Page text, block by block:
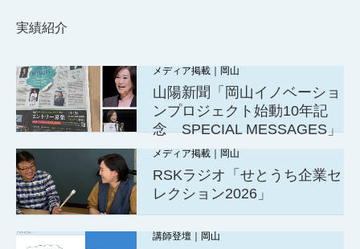
実績紹介
メディア掲載｜岡山
山陽新聞「岡山イノベーショ
ンプロジェクト始動10年記
念 SPECIAL MESSAGES」
メディア掲載｜岡山
RSKラジオ「せとうち企業セ
レクション2026」
講師登壇｜岡山